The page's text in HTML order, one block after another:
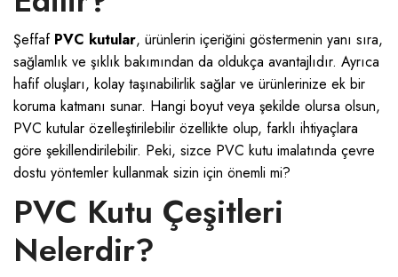
Şeffaf PVC kutular, ürünlerin içeriğini göstermenin yanı sıra,
sağlamlık ve şıklık bakımından da oldukça avantajlıdır. Ayrıca
hafif oluşları, kolay taşınabilirlik sağlar ve ürünlerinize ek bir
koruma katmanı sunar. Hangi boyut veya şekilde olursa olsun,
PVC kutular özelleştirilebilir özellikte olup, farklı ihtiyaçlara
göre şekillendirilebilir. Peki, sizce PVC kutu imalatında çevre
dostu yöntemler kullanmak sizin için önemli mi?
PVC Kutu Çeşitleri
Nelerdir?